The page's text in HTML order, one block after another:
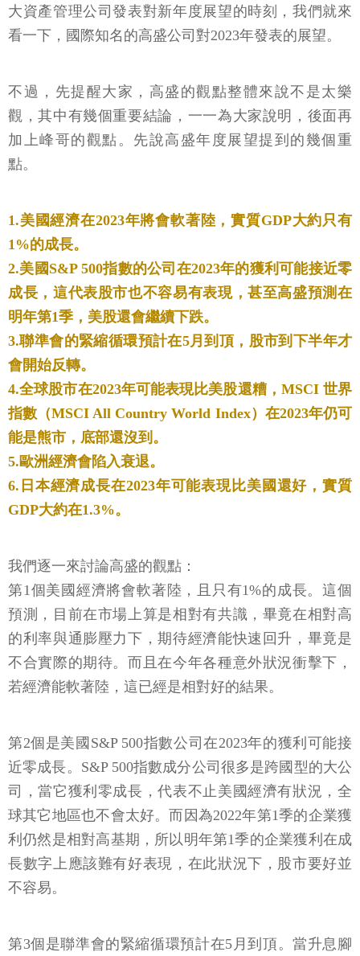
大資產管理公司發表對新年度展望的時刻，我們就來
看一下，國際知名的高盛公司對2023年發表的展望。
不過，先提醒大家，高盛的觀點整體來說不是太樂
觀，其中有幾個重要結論，一一為大家說明，後面再
加上峰哥的觀點。先說高盛年度展望提到的幾個重
點。
1.美國經濟在2023年將會軟著陸，實質GDP大約只有
1%的成長。
2.美國S&P 500指數的公司在2023年的獲利可能接近零
成長，這代表股市也不容易有表現，甚至高盛預測在
明年第1季，美股還會繼續下跌。
3.聯準會的緊縮循環預計在5月到頂，股市到下半年才
會開始反轉。
4.全球股市在2023年可能表現比美股還糟，MSCI 世界
指數（MSCI All Country World Index）在2023年仍可
能是熊市，底部還沒到。
5.歐洲經濟會陷入衰退。
6.日本經濟成長在2023年可能表現比美國還好，實質
GDP大約在1.3%。
我們逐一來討論高盛的觀點：
第1個美國經濟將會軟著陸，且只有1%的成長。這個
預測，目前在市場上算是相對有共識，畢竟在相對高
的利率與通膨壓力下，期待經濟能快速回升，畢竟是
不合實際的期待。而且在今年各種意外狀況衝擊下，
若經濟能軟著陸，這已經是相對好的結果。
第2個是美國S&P 500指數公司在2023年的獲利可能接
近零成長。S&P 500指數成分公司很多是跨國型的大公
司，當它獲利零成長，代表不止美國經濟有狀況，全
球其它地區也不會太好。而因為2022年第1季的企業獲
利仍然是相對高基期，所以明年第1季的企業獲利在成
長數字上應該難有好表現，在此狀況下，股市要好並
不容易。
第3個是聯準會的緊縮循環預計在5月到頂。當升息腳